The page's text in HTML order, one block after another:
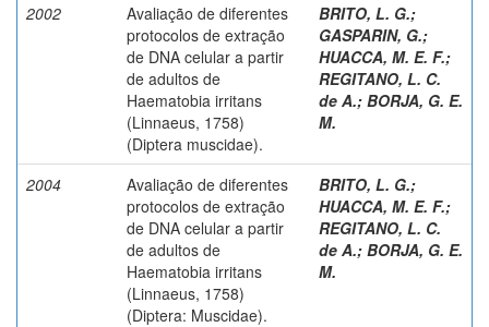
2002
Avaliação de diferentes
protocolos de extração
de DNA celular a partir
de adultos de
Haematobia irritans
(Linnaeus, 1758)
(Diptera muscidae).
BRITO, L. G.;
GASPARIN, G.;
HUACCA, M. E. F.;
REGITANO, L. C.
de A.; BORJA, G. E.
M.
2004
Avaliação de diferentes
protocolos de extração
de DNA celular a partir
de adultos de
Haematobia irritans
(Linnaeus, 1758)
(Diptera: Muscidae).
BRITO, L. G.;
HUACCA, M. E. F.;
REGITANO, L. C.
de A.; BORJA, G. E.
M.